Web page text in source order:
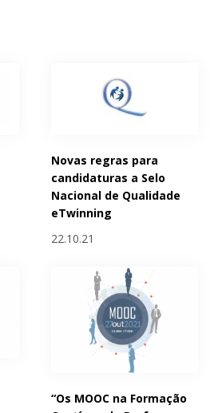
Novas regras para
candidaturas a Selo
Nacional de Qualidade
eTwinning
22.10.21
“Os MOOC na Formação